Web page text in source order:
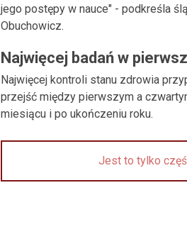
jego postępy w nauce" - podkreśla
Obuchowicz.
Najwięcej badań w
Najwięcej kontroli stanu zdrowia
przejść między pierwszym a
miesiącu i po ukończeniu roku.
Jest to tylko